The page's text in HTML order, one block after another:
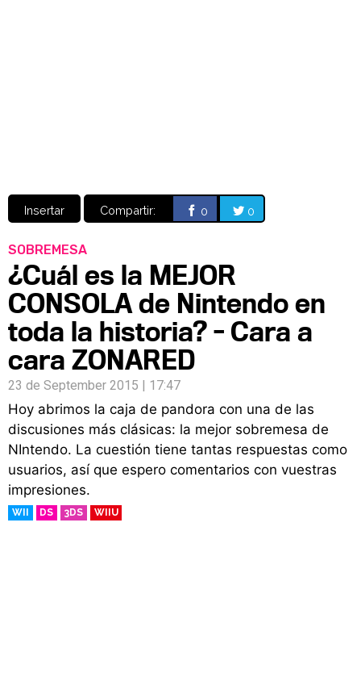
Insertar Compartir: 0 0
SOBREMESA
¿Cuál es la MEJOR
CONSOLA de Nintendo en
toda la historia? - Cara a
cara ZONARED
23 de September 2015 | 17:47
Hoy abrimos la caja de pandora con una de las
discusiones más clásicas: la mejor sobremesa de
NIntendo. La cuestión tiene tantas respuestas como
usuarios, así que espero comentarios con vuestras
impresiones.
WII DS 3DS WIIU